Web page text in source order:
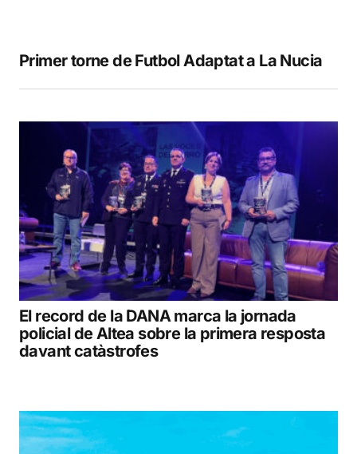
Primer torne de Futbol Adaptat a La Nucia
El record de la DANA marca la jornada
policial de Altea sobre la primera resposta
davant catàstrofes